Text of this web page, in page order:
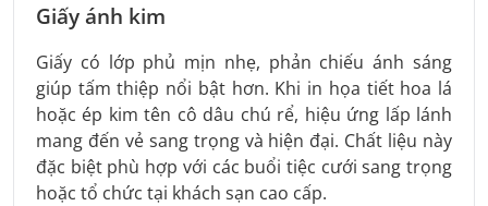
Giấy ánh kim
Giấy có lớp phủ mịn nhẹ, phản chiếu ánh sáng
giúp tấm thiệp nổi bật hơn. Khi in họa tiết hoa lá
hoặc ép kim tên cô dâu chú rể, hiệu ứng lấp lánh
mang đến vẻ sang trọng và hiện đại. Chất liệu này
đặc biệt phù hợp với các buổi tiệc cưới sang trọng
hoặc tổ chức tại khách sạn cao cấp.